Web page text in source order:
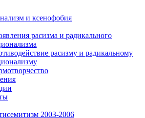
и ксенофобия
расизма и радикального
расизму и радикальному
2003-2006